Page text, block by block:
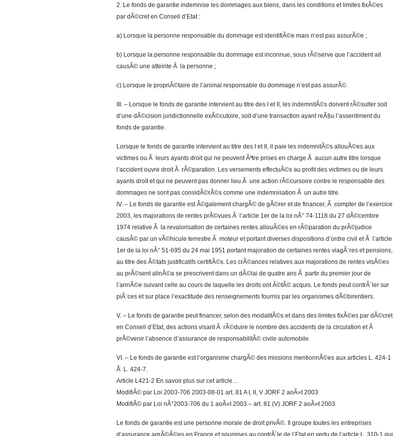
2. Le fonds de garantie indemnise les dommages aux biens, dans les conditions et limites fixÃ©es
par dÃ©cret en Conseil d’Etat :
a) Lorsque la personne responsable du dommage est identifiÃ©e mais n’est pas assurÃ©e ;
b) Lorsque la personne responsable du dommage est inconnue, sous rÃ©serve que l’accident ait
causÃ© une atteinte Ã la personne ;
c) Lorsque le propriÃ©taire de l’animal responsable du dommage n’est pas assurÃ©.
III. – Lorsque le fonds de garantie intervient au titre des I et II, les indemnitÃ©s doivent rÃ©sulter soit
d’une dÃ©cision juridictionnelle exÃ©cutoire, soit d’une transaction ayant reÃ§u l’assentiment du
fonds de garantie.
Lorsque le fonds de garantie intervient au titre des I et II, il paie les indemnitÃ©s allouÃ©es aux
victimes ou Ã leurs ayants droit qui ne peuvent Ãªtre prises en charge Ã aucun autre titre lorsque
l’accident ouvre droit Ã rÃ©paration. Les versements effectuÃ©s au profit des victimes ou de leurs
ayants droit et qui ne peuvent pas donner lieu Ã une action rÃ©cursoire contre le responsable des
dommages ne sont pas considÃ©rÃ©s comme une indemnisation Ã un autre titre.
IV. – Le fonds de garantie est Ã©galement chargÃ© de gÃ©rer et de financer, Ã compter de l’exercice
2003, les majorations de rentes prÃ©vues Ã l’article 1er de la loi nÂ° 74-1118 du 27 dÃ©cembre
1974 relative Ã la revalorisation de certaines rentes allouÃ©es en rÃ©paration du prÃ©judice
causÃ© par un vÃ©hicule terrestre Ã moteur et portant diverses dispositions d’ordre civil et Ã l’article
1er de la loi nÂ° 51-695 du 24 mai 1951 portant majoration de certaines rentes viagÃ¨res et pensions,
au titre des Ã©tats justificatifs certifiÃ©s. Les crÃ©ances relatives aux majorations de rentes visÃ©es
au prÃ©sent alinÃ©a se prescrivent dans un dÃ©lai de quatre ans Ã partir du premier jour de
l’annÃ©e suivant celle au cours de laquelle les droits ont Ã©tÃ© acquis. Le fonds peut contrÃ´ler sur
piÃ¨ces et sur place l’exactitude des renseignements fournis par les organismes dÃ©birentiers.
V. – Le fonds de garantie peut financer, selon des modalitÃ©s et dans des limites fixÃ©es par dÃ©cret
en Conseil d’Etat, des actions visant Ã rÃ©duire le nombre des accidents de la circulation et Ã
prÃ©venir l’absence d’assurance de responsabilitÃ© civile automobile.
VI. – Le fonds de garantie est l’organisme chargÃ© des missions mentionnÃ©es aux articles L. 424-1
Ã L. 424-7.
Article L421-2 En savoir plus sur cet article…
ModifiÃ© par Loi 2003-706 2003-08-01 art. 81 A I, II, V JORF 2 aoÃ»t 2003
ModifiÃ© par Loi nÂ°2003-706 du 1 aoÃ»t 2003 – art. 81 (V) JORF 2 aoÃ»t 2003
Le fonds de garantie est une personne morale de droit privÃ©. Il groupe toutes les entreprises
d’assurance agrÃ©Ã©es en France et soumises au contrÃ´le de l’Etat en vertu de l’article L. 310-1 qui